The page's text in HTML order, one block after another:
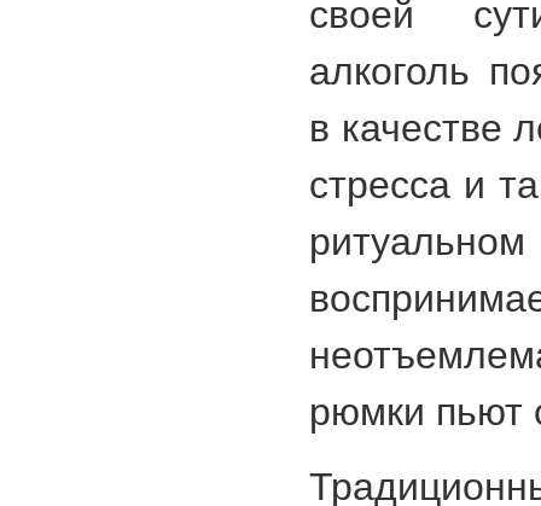
своей
алкоголь
в качестве
стресса и
рюмки пьют